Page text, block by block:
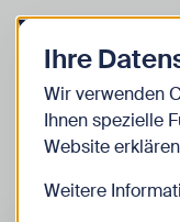
Zurück zur Startseite
Kinder
Ihre
Wir verwenden
Ihnen spezielle
Website
Weitere